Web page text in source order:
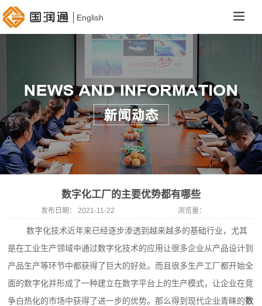
English
数字化工厂的主要优势都有哪些
发布日期： 2021-11-22 浏览量：
数字化技术近年来已经逐步渗透到越来越多的基础行业，尤其
是在工业生产领域中通过数字化技术的应用让很多企业从产品设计到
产品生产等环节中都获得了巨大的好处。而且很多生产工厂都开始全
面的数字化并形成了一种建立在数字平台上的生产模式，让企业在竞
争白热化的市场中获得了进一步的优势。那么得到现代企业青睐的数